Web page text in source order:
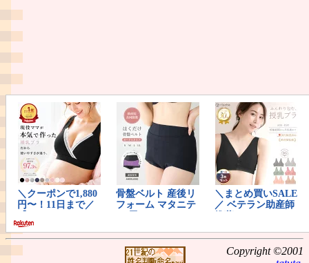
Copyright ©2001